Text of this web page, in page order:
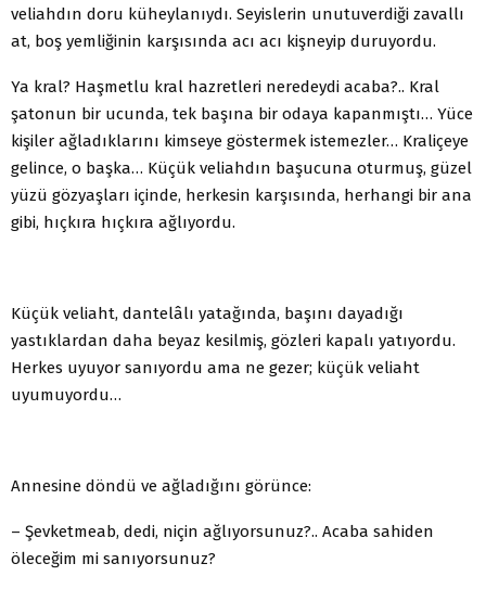
veliahdın doru küheylanıydı. Seyislerin unutuverdiği zavallı
at, boş yemliğinin karşısında acı acı kişneyip duruyordu.
Ya kral? Haşmetlu kral hazretleri neredeydi acaba?.. Kral
şatonun bir ucunda, tek başına bir odaya kapanmıştı… Yüce
kişiler ağladıklarını kimseye göstermek istemezler… Kraliçeye
gelince, o başka… Küçük veliahdın başucuna oturmuş, güzel
yüzü gözyaşları içinde, herkesin karşısında, herhangi bir ana
gibi, hıçkıra hıçkıra ağlıyordu.
Küçük veliaht, dantelâlı yatağında, başını dayadığı
yastıklardan daha beyaz kesilmiş, gözleri kapalı yatıyordu.
Herkes uyuyor sanıyordu ama ne gezer; küçük veliaht
uyumuyordu…
Annesine döndü ve ağladığını görünce:
– Şevketmeab, dedi, niçin ağlıyorsunuz?.. Acaba sahiden
öleceğim mi sanıyorsunuz?